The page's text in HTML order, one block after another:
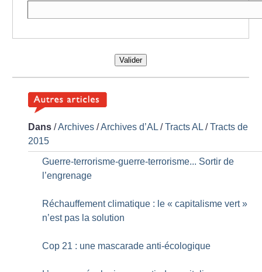
Valider
Dans /Archives /Archives d’AL /Tracts AL /Tracts de
2015
Guerre-terrorisme-guerre-terrorisme... Sortir de
l’engrenage
Réchauffement climatique : le « capitalisme vert »
n’est pas la solution
Cop 21 : une mascarade anti-écologique